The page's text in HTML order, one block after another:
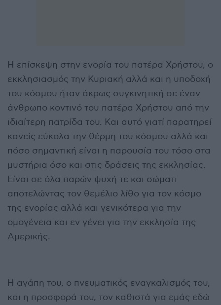
Η επίσκεψη στην ενορία του πατέρα Χρήστου, ο
εκκλησιασμός την Κυριακή αλλά και η υποδοχή
του κόσμου ήταν άκρως συγκινητική σε έναν
άνθρωπο κοντινό του πατέρα Χρήστου από την
ιδιαίτερη πατρίδα του. Και αυτό γιατί παρατηρεί
κανείς εύκολα την θέρμη του κόσμου αλλά και
πόσο σημαντική είναι η παρουσία του τόσο στα
μυστήρια όσο και στις δράσεις της εκκλησίας.
Είναι σε όλα παρών ψυχή τε και σώματι
αποτελώντας τον θεμέλιο λίθο για τον κόσμο
της ενορίας αλλά και γενικότερα για την
ομογένεια και εν γένει για την εκκλησία της
Αμερικής.
Η αγάπη του, ο πνευματικός εναγκαλισμός του,
και η προσφορά του, τον καθιστά για εμάς εδώ